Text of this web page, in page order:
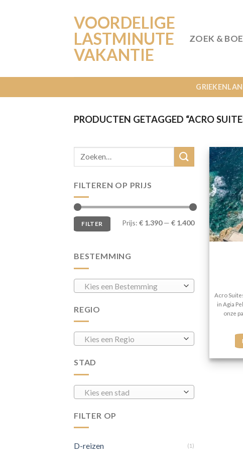
VOORDELIGE
LASTMINUTE
VAKANTIE
ZOEK &
PRODUCTEN GETAGGED “ACRO
FILTEREN OP PRIJS
Min.
prijs
Max.
prijsFILTER Prijs: € 1.390— € 1.400
BESTEMMING
Kies een Bestemming
REGIO
Kies een Regio
STAD
Kies een stad
FILTER OP
D-reizen (1)
Acro
in Agia
onze